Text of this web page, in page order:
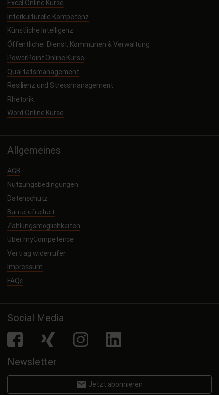
Excel Online Kurse
Interkulturelle Kompetenz
Künstliche Intelligenz
Öffentlicher Dienst, Kommunen & Verwaltung
PowerPoint Online Kurse
Qualitätsmanagement
Resilienz und Stressmanagement
Rhetorik
Word Online Kurse
Allgemeines
AGB
Nutzungsbedingungen
Datenschutz
Barrierefreiheit
Zahlungsmöglichkeiten
Über myCompetence
Vertrag widerrufen
Impressum
FAQs
Social Media
facebook Xing Instagram LinkedIn
Newsletter
email Jetzt abonnieren